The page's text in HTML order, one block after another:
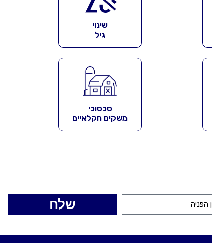
שינוי
גיל
סכסוכי
משקים חקלאיים
שלח